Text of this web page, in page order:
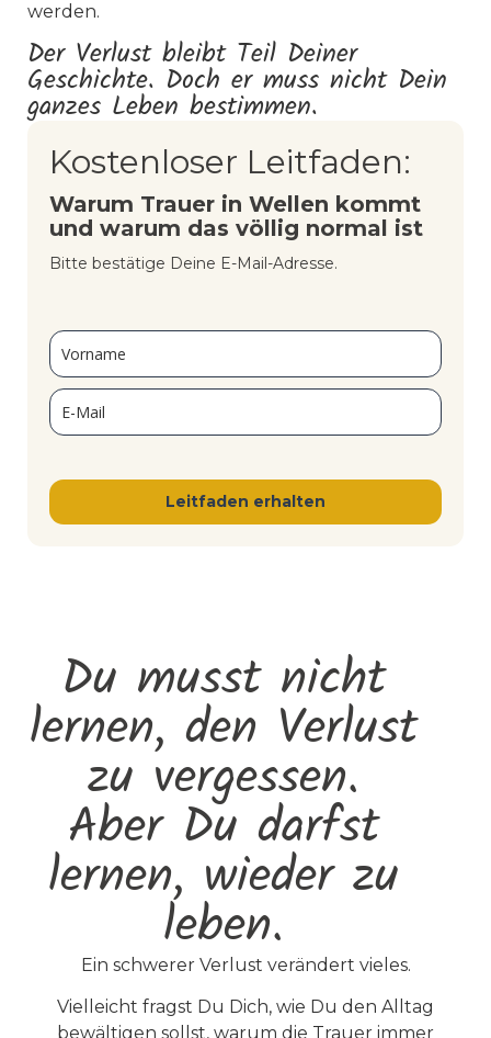
werden.
Der Verlust bleibt Teil Deiner
Geschichte. Doch er muss nicht Dein
ganzes Leben bestimmen.
Kostenloser Leitfaden:
Warum Trauer in Wellen kommt
und warum das völlig normal ist
Bitte bestätige Deine E-Mail-Adresse.
Leitfaden erhalten
Du musst nicht
lernen, den Verlust
zu vergessen.
Aber Du darfst
lernen, wieder zu
leben.
Ein schwerer Verlust verändert vieles.
Vielleicht fragst Du Dich, wie Du den Alltag
bewältigen sollst, warum die Trauer immer